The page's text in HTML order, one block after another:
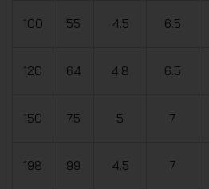
100 55 4.5 6.5
120 64 4.8 6.5
150 75 5 7
198 99 4.5 7